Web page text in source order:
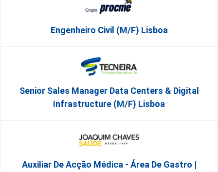
Engenheiro Civil (m/f) Lisboa
Senior Sales Manager Data Centers & Digital
Infrastructure (m/f) Lisboa
Auxiliar De Acção Médica - Área De Gastro |